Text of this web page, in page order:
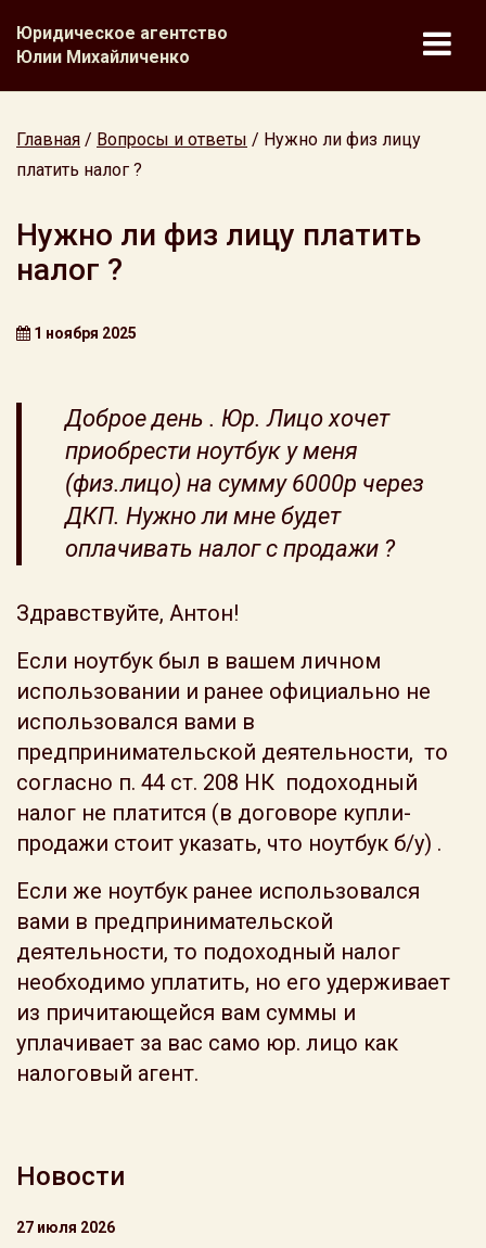
Юридическое агентство
Юлии Михайличенко
Главная / Вопросы и ответы / Нужно ли физ лицу
платить налог ?
Нужно ли физ лицу платить
налог ?
1 ноября 2025
Доброе день . Юр. Лицо хочет
приобрести ноутбук у меня
(физ.лицо) на сумму 6000р через
ДКП. Нужно ли мне будет
оплачивать налог с продажи ?
Здравствуйте, Антон!
Если ноутбук был в вашем личном
использовании и ранее официально не
использовался вами в
предпринимательской деятельности, то
согласно п. 44 ст. 208 НК подоходный
налог не платится (в договоре купли-
продажи стоит указать, что ноутбук б/у) .
Если же ноутбук ранее использовался
вами в предпринимательской
деятельности, то подоходный налог
необходимо уплатить, но его удерживает
из причитающейся вам суммы и
уплачивает за вас само юр. лицо как
налоговый агент.
Новости
27 июля 2026